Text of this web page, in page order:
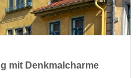
mit Denkmalcharme